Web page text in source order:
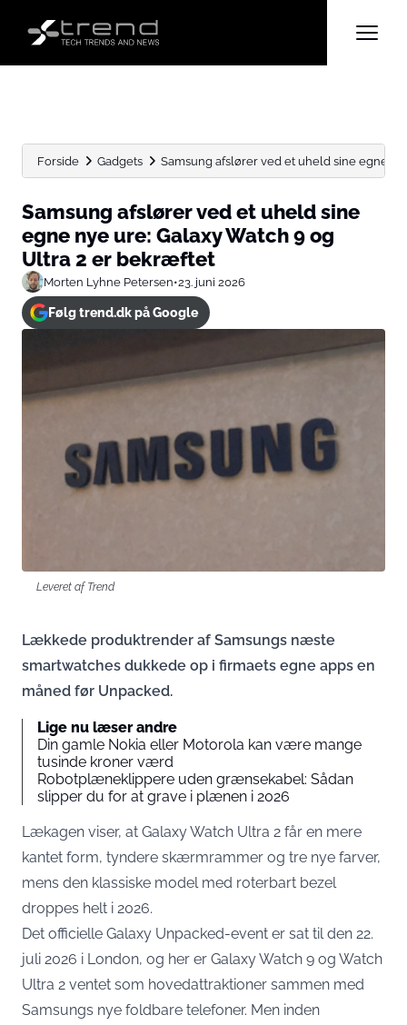
Forside Gadgets Samsung afslører ved et uheld sine egne
Samsung afslører ved et uheld sine
egne nye ure: Galaxy Watch 9 og
Ultra 2 er bekræftet
Morten Lyhne Petersen•23. juni 2026
Følg trend.dk på Google
Leveret af Trend
Lækkede produktrender af Samsungs næste
smartwatches dukkede op i firmaets egne apps en
måned før Unpacked.
Lige nu læser andre
Din gamle Nokia eller Motorola kan være mange
tusinde kroner værd
Robotplæneklippere uden grænsekabel: Sådan
slipper du for at grave i plænen i 2026
Lækagen viser, at Galaxy Watch Ultra 2 får en mere
kantet form, tyndere skærmrammer og tre nye farver,
mens den klassiske model med roterbart bezel
droppes helt i 2026.
Det officielle Galaxy Unpacked-event er sat til den 22.
juli 2026 i London, og her er Galaxy Watch 9 og Watch
Ultra 2 ventet som hovedattraktioner sammen med
Samsungs nye foldbare telefoner. Men inden